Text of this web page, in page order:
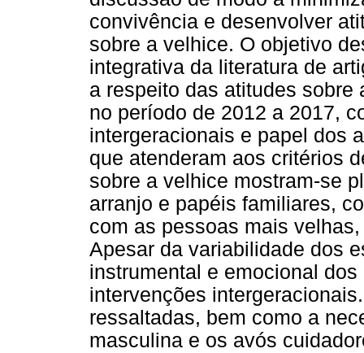
convivência e desenvolver
sobre a velhice. O objetivo
integrativa da literatura de
a respeito das atitudes
no período de 2012 a 2017,
intergeracionais e papel dos
que atenderam aos critérios
sobre a velhice mostram-se
arranjo e papéis familiares,
com as pessoas mais
Apesar da variabilidade dos
instrumental e emocional
intervenções
ressaltadas, bem como a
masculina e os avós